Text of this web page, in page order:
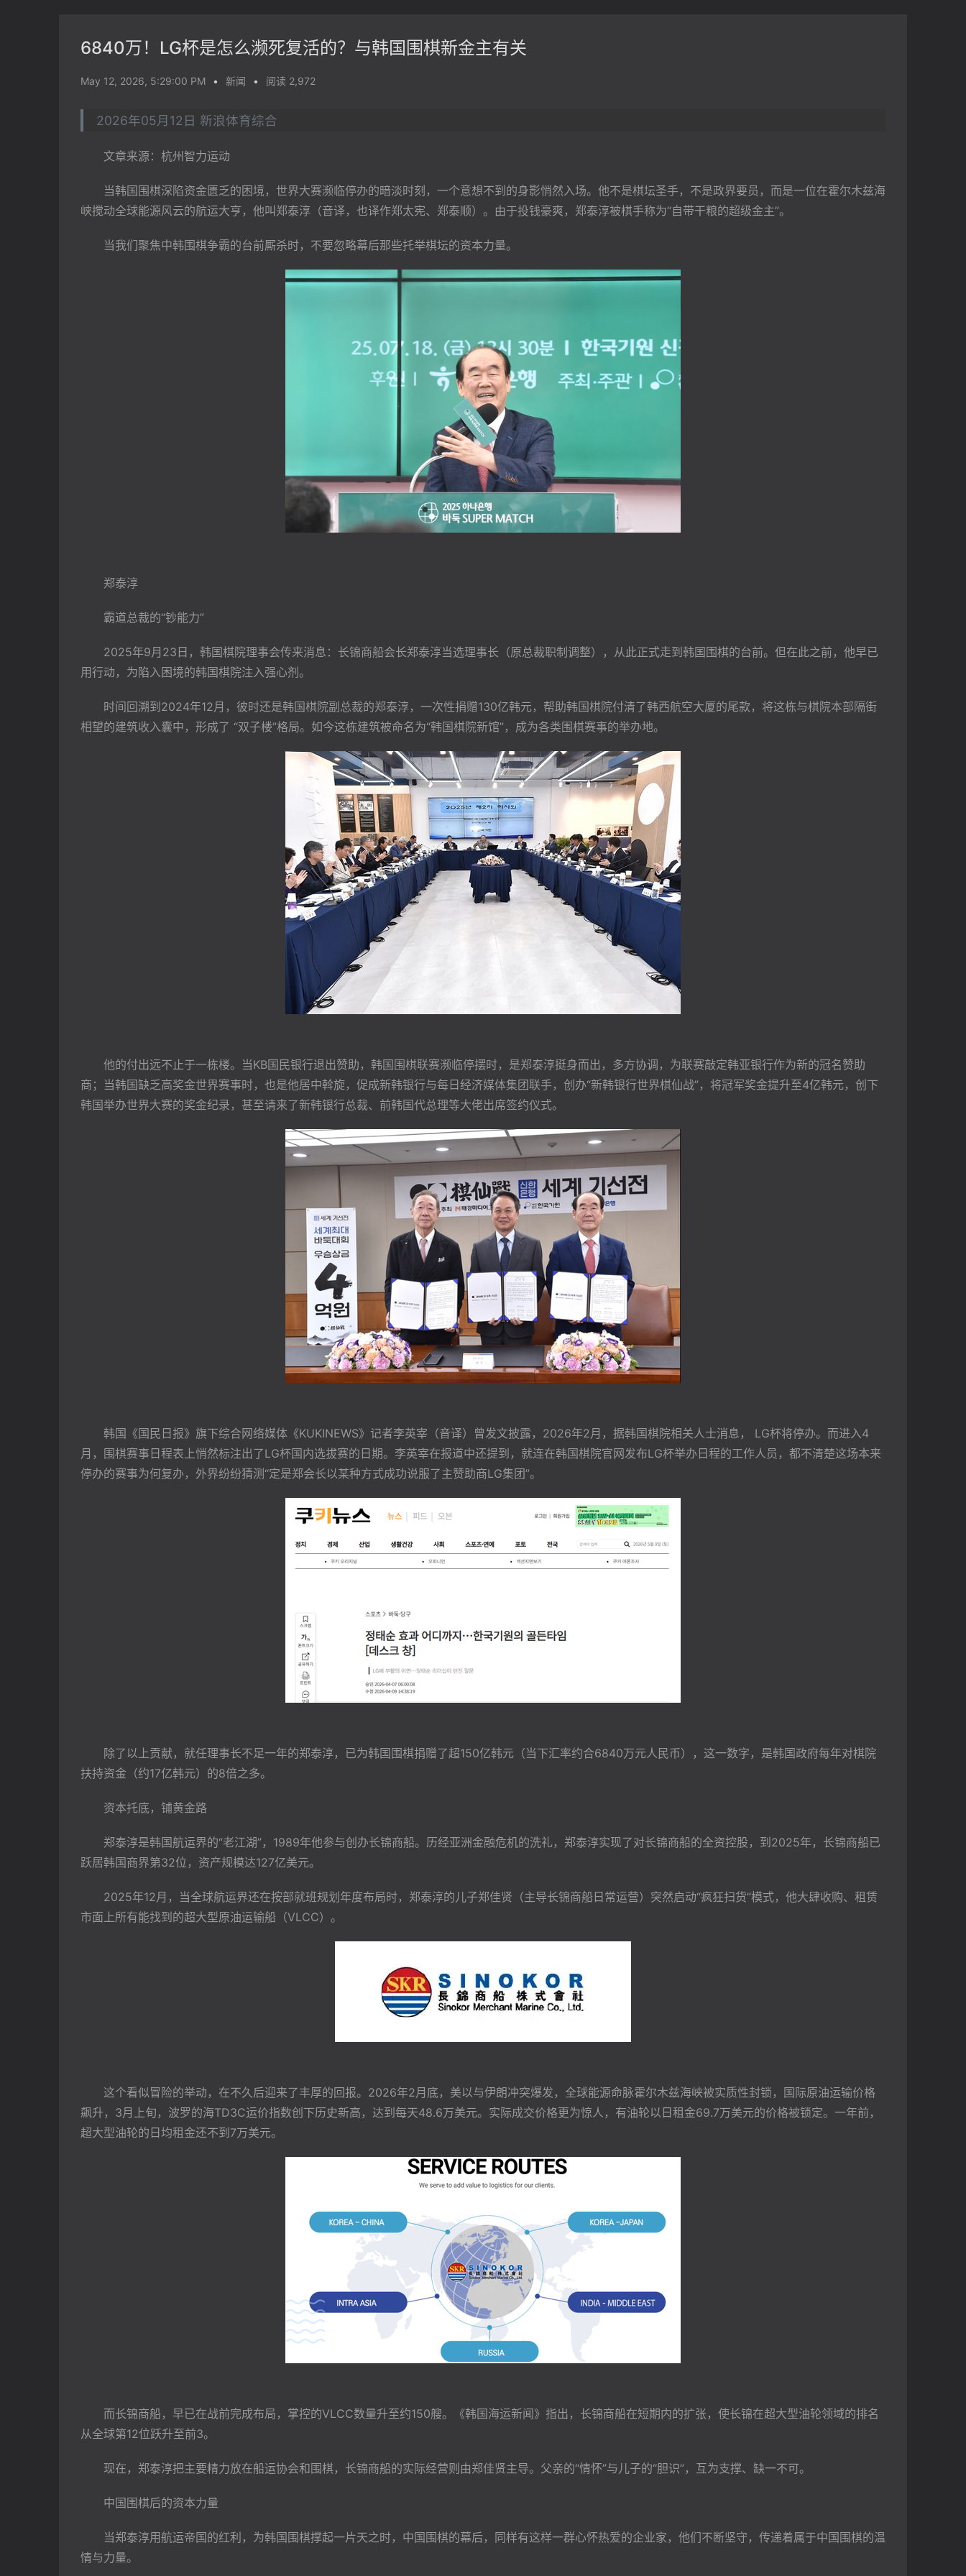
6840万！LG杯是怎么濒死复活的？与韩国围棋新金主有关
May 12, 2026, 5:29:00 PM • 新闻 • 阅读 2,972
2026年05月12日 新浪体育综合
文章来源：杭州智力运动
当韩国围棋深陷资金匮乏的困境，世界大赛濒临停办的暗淡时刻，一个意想不到的身影悄然入场。他不是棋坛圣手，不是政界要员，而是一位在霍尔木兹海
峡搅动全球能源风云的航运大亨，他叫郑泰淳（音译，也译作郑太宪、郑泰顺）。由于投钱豪爽，郑泰淳被棋手称为“自带干粮的超级金主”。
当我们聚焦中韩围棋争霸的台前厮杀时，不要忽略幕后那些托举棋坛的资本力量。
郑泰淳
霸道总裁的“钞能力”
2025年9月23日，韩国棋院理事会传来消息：长锦商船会长郑泰淳当选理事长（原总裁职制调整），从此正式走到韩国围棋的台前。但在此之前，他早已
用行动，为陷入困境的韩国棋院注入强心剂。
时间回溯到2024年12月，彼时还是韩国棋院副总裁的郑泰淳，一次性捐赠130亿韩元，帮助韩国棋院付清了韩西航空大厦的尾款，将这栋与棋院本部隔街
相望的建筑收入囊中，形成了 “双子楼”格局。如今这栋建筑被命名为“韩国棋院新馆”，成为各类围棋赛事的举办地。
他的付出远不止于一栋楼。当KB国民银行退出赞助，韩国围棋联赛濒临停摆时，是郑泰淳挺身而出，多方协调，为联赛敲定韩亚银行作为新的冠名赞助
商；当韩国缺乏高奖金世界赛事时，也是他居中斡旋，促成新韩银行与每日经济媒体集团联手，创办“新韩银行世界棋仙战”，将冠军奖金提升至4亿韩元，创下
韩国举办世界大赛的奖金纪录，甚至请来了新韩银行总裁、前韩国代总理等大佬出席签约仪式。
韩国《国民日报》旗下综合网络媒体《KUKINEWS》记者李英宰（音译）曾发文披露，2026年2月，据韩国棋院相关人士消息， LG杯将停办。而进入4
月，围棋赛事日程表上悄然标注出了LG杯国内选拔赛的日期。李英宰在报道中还提到，就连在韩国棋院官网发布LG杯举办日程的工作人员，都不清楚这场本来
停办的赛事为何复办，外界纷纷猜测“定是郑会长以某种方式成功说服了主赞助商LG集团”。
除了以上贡献，就任理事长不足一年的郑泰淳，已为韩国围棋捐赠了超150亿韩元（当下汇率约合6840万元人民币），这一数字，是韩国政府每年对棋院
扶持资金（约17亿韩元）的8倍之多。
资本托底，铺黄金路
郑泰淳是韩国航运界的“老江湖”，1989年他参与创办长锦商船。历经亚洲金融危机的洗礼，郑泰淳实现了对长锦商船的全资控股，到2025年，长锦商船已
跃居韩国商界第32位，资产规模达127亿美元。
2025年12月，当全球航运界还在按部就班规划年度布局时，郑泰淳的儿子郑佳贤（主导长锦商船日常运营）突然启动“疯狂扫货”模式，他大肆收购、租赁
市面上所有能找到的超大型原油运输船（VLCC）。
这个看似冒险的举动，在不久后迎来了丰厚的回报。2026年2月底，美以与伊朗冲突爆发，全球能源命脉霍尔木兹海峡被实质性封锁，国际原油运输价格
飙升，3月上旬，波罗的海TD3C运价指数创下历史新高，达到每天48.6万美元。实际成交价格更为惊人，有油轮以日租金69.7万美元的价格被锁定。一年前，
超大型油轮的日均租金还不到7万美元。
而长锦商船，早已在战前完成布局，掌控的VLCC数量升至约150艘。《韩国海运新闻》指出，长锦商船在短期内的扩张，使长锦在超大型油轮领域的排名
从全球第12位跃升至前3。
现在，郑泰淳把主要精力放在船运协会和围棋，长锦商船的实际经营则由郑佳贤主导。父亲的“情怀”与儿子的“胆识”，互为支撑、缺一不可。
中国围棋后的资本力量
当郑泰淳用航运帝国的红利，为韩国围棋撑起一片天之时，中国围棋的幕后，同样有这样一群心怀热爱的企业家，他们不断坚守，传递着属于中国围棋的温
情与力量。